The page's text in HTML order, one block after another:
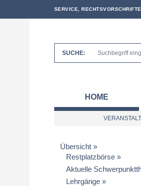
SERVICE,
SUCHE:
HOME
Übersicht
Restplatzbörse
Aktuelle
Lehrgänge